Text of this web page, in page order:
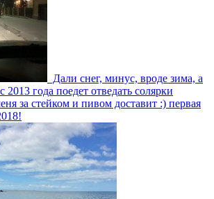
Дали снег, минус, вроде зима, а
2013 года поедет отведать солярки
за стейком и пивом доставит :) первая